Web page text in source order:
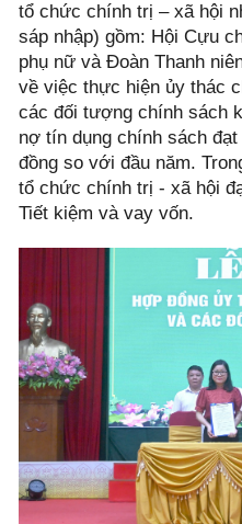
tổ chức chính trị – xã hội
sáp nhập) gồm: Hội Cựu
phụ nữ và Đoàn Thanh
về việc thực hiện ủy thác
các đối tượng chính sách
nợ tín dụng chính sách
đồng so với đầu năm.
tổ chức chính trị - xã hội
Tiết kiệm và vay vốn.